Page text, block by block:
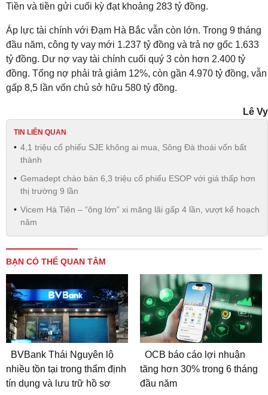
Tiền và tiền gửi cuối kỳ đạt khoảng 283 tỷ đồng.
Áp lực tài chính với Đạm Hà Bắc vẫn còn lớn. Trong 9 tháng
đầu năm, công ty vay mới 1.237 tỷ đồng và trả nợ gốc 1.633
tỷ đồng. Dư nợ vay tài chính cuối quý 3 còn hơn 2.400 tỷ
đồng. Tổng nợ phải trả giảm 12%, còn gần 4.970 tỷ đồng, vẫn
gấp 8,5 lần vốn chủ sở hữu 580 tỷ đồng.
Lê Vy
TIN LIÊN QUAN
4,1 triệu cổ phiếu SJE không ai mua, Sông Đà thoái vốn bất
thành
Gemadept chào bán 6,3 triệu cổ phiếu ESOP với giá thấp hơn
thị trường 9 lần
Vicem Hà Tiên – “ông lớn” xi măng lãi gấp 4 lần, vượt kế hoạch
năm
BẠN CÓ THỂ QUAN TÂM
BVBank Thái Nguyên lộ
nhiều tồn tại trong thẩm định
tín dụng và lưu trữ hồ sơ
OCB báo cáo lợi nhuận
tăng hơn 30% trong 6 tháng
đầu năm